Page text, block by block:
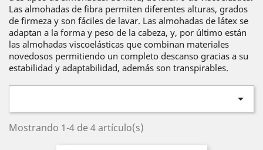
Las almohadas de fibra permiten diferentes alturas, grados
de firmeza y son fáciles de lavar. Las almohadas de látex se
adaptan a la forma y peso de la cabeza, y, por último están
las almohadas viscoelásticas que combinan materiales
novedosos permitiendo un completo descanso gracias a su
estabilidad y adaptabilidad, además son transpirables.

Mostrando 1-4 de 4 artículo(s)